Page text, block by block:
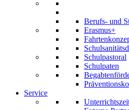
Berufs- und
Erasmus+
Schulpastoral
Schulpaten
Service